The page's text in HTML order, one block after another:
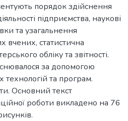
порядок здійснення
підприємства, наукові
та узагальнення
вчених, статистична
обліку та звітності.
за допомогою
та програм.
Основний текст
роботи викладено на 76